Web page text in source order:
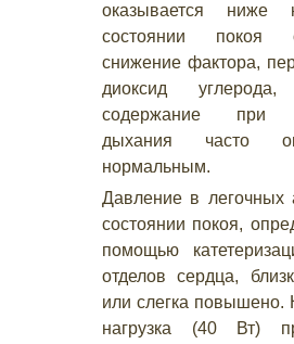
оказывается
состоянии покоя
снижение фактора,
диоксид
содержание при
дыхания часто
нормальным.
Давление в легочных
состоянии покоя,
помощью
отделов сердца,
или слегка повышено.
нагрузка (40 Вт)